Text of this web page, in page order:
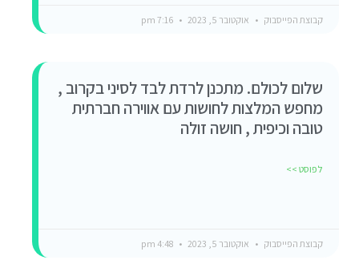
קבוצת הפייסבוק אוקטובר 5, 2023
שלום לכולם. מתכנן לרדת לבד לסיני בקרוב ,
מחפש המלצות לחושות עם אווירה חברתית
טובה וכיפית , חושה זולה
לפוסט >>
קבוצת הפייסבוק אוקטובר 5, 2023